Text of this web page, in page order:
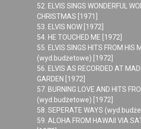
52. ELVIS SINGS WONDERFUL
CHRISTMAS [1971]
53. ELVIS NOW [1972]
54. HE TOUCHED ME [1972]
55. ELVIS SINGS HITS FROM HIS
(wyd.budżetowe) [1972]
56. ELVIS AS RECORDED AT
GARDEN [1972]
57. BURNING LOVE AND HITS
(wyd.budżetowe) [1972]
58. SEPERATE WAYS
59. ALOHA FROM HAWAII VIA